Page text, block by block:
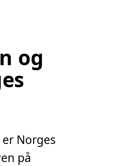
og
Norges
på